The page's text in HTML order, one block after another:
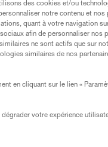
dispose d'anneaux
et de boucles sur
de secours. À
Lire la suite
des cookies et/ou
notre contenu et
quant à votre navigation
afin de personnaliser nos
ne sont actifs que sur
similaires de nos
en cliquant sur le lien «
votre expérience